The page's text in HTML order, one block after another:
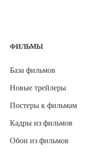
ФИЛЬМЫ
База фильмов
Новые трейлеры
Постеры к фильмам
Кадры из фильмов
Обои из фильмов